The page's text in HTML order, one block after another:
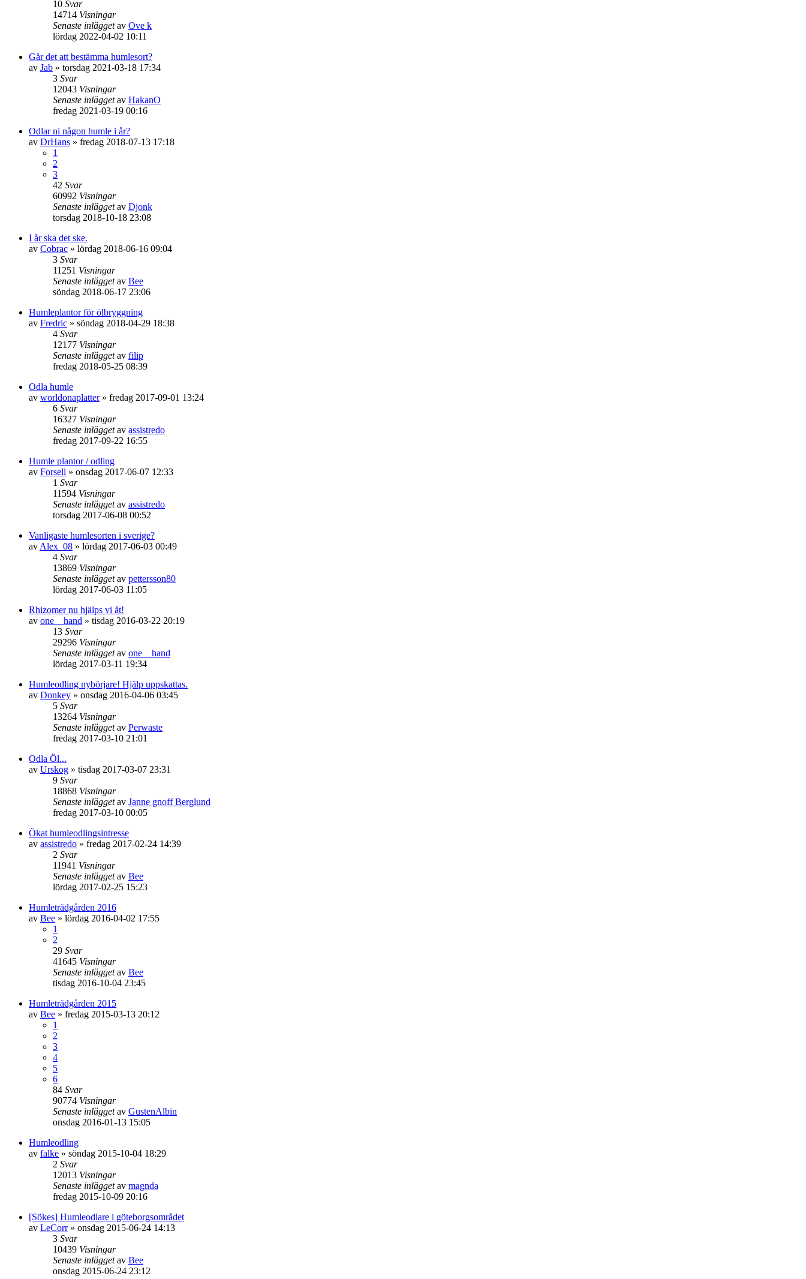
10 Svar
14714 Visningar
Senaste inläggetav Ove k
lördag 2022-04-02 10:11
Går det att bestämma humlesort?
av Jab » torsdag 2021-03-18 17:34
3 Svar
12043 Visningar
Senaste inläggetav HakanO
fredag 2021-03-19 00:16
Odlar ni någon humle i år?
av DrHans » fredag 2018-07-13 17:18
1
2
3
42 Svar
60992 Visningar
Senaste inläggetav Djonk
torsdag 2018-10-18 23:08
I år ska det ske.
av Cobrac » lördag 2018-06-16 09:04
3 Svar
11251 Visningar
Senaste inläggetav Bee
söndag 2018-06-17 23:06
Humleplantor för ölbryggning
av Fredric » söndag 2018-04-29 18:38
4 Svar
12177 Visningar
Senaste inläggetav filip
fredag 2018-05-25 08:39
Odla humle
av worldonaplatter» fredag 2017-09-01 13:24
6 Svar
16327 Visningar
Senaste inläggetav assistredo
fredag 2017-09-22 16:55
Humle plantor / odling
av Forsell » onsdag 2017-06-07 12:33
1 Svar
11594 Visningar
Senaste inläggetav assistredo
torsdag 2017-06-08 00:52
Vanligaste humlesorten i sverige?
av Alex_08 » lördag 2017-06-03 00:49
4 Svar
13869 Visningar
Senaste inläggetav pettersson80
lördag 2017-06-03 11:05
Rhizomer nu hjälps vi åt!
av one__hand » tisdag 2016-03-22 20:19
13 Svar
29296 Visningar
Senaste inläggetav one__hand
lördag 2017-03-11 19:34
Humleodling nybörjare! Hjälp uppskattas.
av Donkey » onsdag 2016-04-06 03:45
5 Svar
13264 Visningar
Senaste inläggetav Perwaste
fredag 2017-03-10 21:01
Odla Öl...
av Urskog » tisdag 2017-03-07 23:31
9 Svar
18868 Visningar
Senaste inläggetav Janne gnoff Berglund
fredag 2017-03-10 00:05
Ökat humleodlingsintresse
av assistredo » fredag 2017-02-24 14:39
2 Svar
11941 Visningar
Senaste inläggetav Bee
lördag 2017-02-25 15:23
Humleträdgården 2016
av Bee » lördag 2016-04-02 17:55
1
2
29 Svar
41645 Visningar
Senaste inläggetav Bee
tisdag 2016-10-04 23:45
Humleträdgården 2015
av Bee » fredag 2015-03-13 20:12
1
2
3
4
5
6
84 Svar
90774 Visningar
Senaste inläggetav GustenAlbin
onsdag 2016-01-13 15:05
Humleodling
av falke » söndag 2015-10-04 18:29
2 Svar
12013 Visningar
Senaste inläggetav magnda
fredag 2015-10-09 20:16
[Sökes] Humleodlare i göteborgsområdet
av LeCorr» onsdag 2015-06-24 14:13
3 Svar
10439 Visningar
Senaste inläggetav Bee
onsdag 2015-06-24 23:12